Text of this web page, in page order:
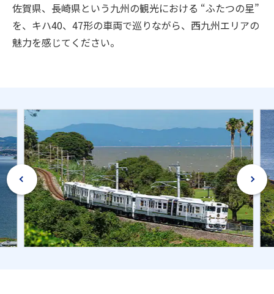
佐賀県、長崎県という九州の観光における “ふたつの星”
を、キハ40、47形の車両で巡りながら、西九州エリアの
魅力を感じてください。